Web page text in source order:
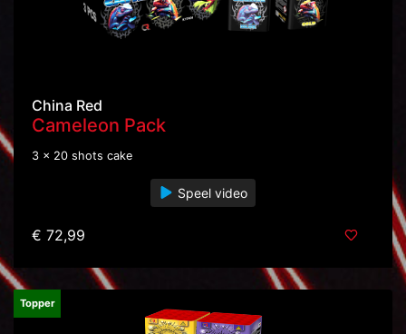
China Red
Cameleon Pack
3 x 20 shots cake
Speel video
€ 72,99
Topper